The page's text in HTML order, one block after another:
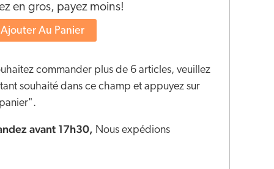
en gros, payez moins!
Ajouter Au Panier
commander plus de 6 articles, veuillez
souhaité dans ce champ et appuyez sur
avant 17h30, Nous expédions